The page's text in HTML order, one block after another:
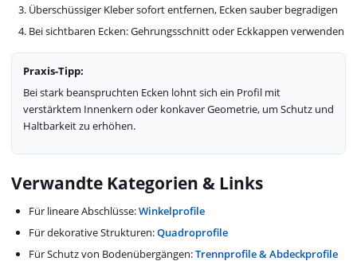
Überschüssiger Kleber sofort entfernen, Ecken sauber begradigen
Bei sichtbaren Ecken: Gehrungsschnitt oder Eckkappen verwenden
Praxis-Tipp:
Bei stark beanspruchten Ecken lohnt sich ein Profil mit
verstärktem Innenkern oder konkaver Geometrie, um Schutz und
Haltbarkeit zu erhöhen.
Verwandte Kategorien & Links
Für lineare Abschlüsse:Winkelprofile
Für dekorative Strukturen:Quadroprofile
Für Schutz von Bodenübergängen:Trennprofile & Abdeckprofile